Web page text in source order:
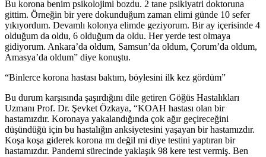
Bu korona benim psikolojimi bozdu. 2 tane psikiyatri doktoruna
gittim. Örneğin bir yere dokunduğum zaman elimi günde 10 sefer
yıkıyordum. Devamlı kolonya elimde geziyorum. Bir ay içerisinde 4
olduğum da oldu, 6 olduğum da oldu. Her yerde test olmaya
gidiyorum. Ankara’da oldum, Samsun’da oldum, Çorum’da oldum,
Amasya’da oldum” diye konuştu.
“Binlerce korona hastası baktım, böylesini ilk kez gördüm”
Bu durum karşısında şaşırdığını dile getiren Göğüs Hastalıkları
Uzmanı Prof. Dr. Şevket Özkaya, “KOAH hastası olan bir
hastamızdır. Koronaya yakalandığında çok ağır geçireceğini
düşündüğü için bu hastalığın anksiyetesini yaşayan bir hastamızdır.
Koşa koşa giderek korona mı değil mi diye testini yaptıran bir
hastamızdır. Pandemi sürecinde yaklaşık 98 kere test vermiş. Ben